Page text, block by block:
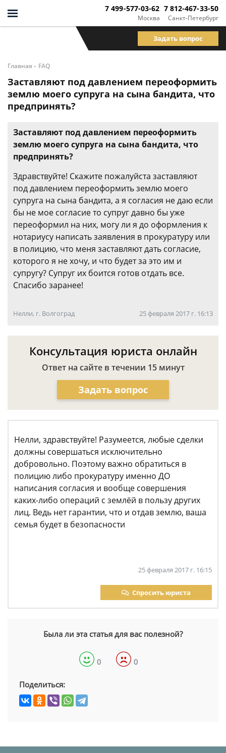
Москва
7 499-577-03-62
Санкт-Петербург
7 812-467-33-50
Задать вопрос
Главная - FAQ
Заставляют под давлением переоформить
землю моего супруга на сына бандита, что
предпринять?
Заставляют под давлением переоформить
землю моего супруга на сына бандита, что
предпринять?
Здравствуйте! Скажите пожалуйста заставляют
под давлением переоформить землю моего
супруга на сына бандита, а я согласия не даю если
бы не мое согласие то супруг давно бы уже
переоформил на них, могу ли я до оформления к
нотариусу написать заявления в прокуратуру или
в полицию, что меня заставляют дать согласие,
которого я не хочу, и что будет за это им и
супругу? Супруг их боится готов отдать все.
Спасибо заранее!
Нелли, г. Волгоград 25 февраля 2017 г. 16:13
Консультация юриста онлайн
Ответ на сайте в течении 15 минут
Задать вопрос
Нелли, здравствуйте! Разумеется, любые сделки
должны совершаться исключительно
добровольно. Поэтому важно обратиться в
полицию либо прокуратуру именно ДО
написания согласия и вообще совершения
каких-либо операций с землёй в пользу других
лиц. Ведь нет гарантии, что и отдав землю, ваша
семья будет в безопасности
25 февраля 2017 г. 16:15
Спросить юриста
Была ли эта статья для вас полезной?
0 0
Поделиться: